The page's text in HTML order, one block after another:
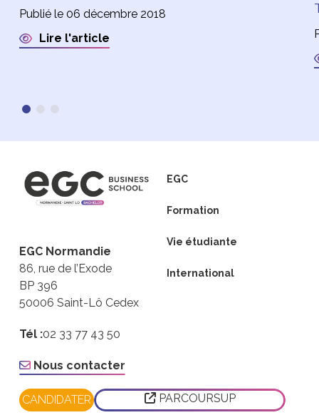
Publié le 06 décembre 2018
Lire l'article
EGC Normandie
86, rue de l’Exode
BP 396
50006 Saint-Lô Cedex
Tél :02 33 77 43 50
Nous contacter
EGC
Formation
Vie étudiante
International
CANDIDATER PARCOURSUP